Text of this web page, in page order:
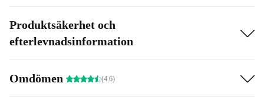
Produktsäkerhet och
efterlevnadsinformation
Omdömen (4.6)